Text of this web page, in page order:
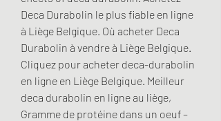
Deca Durabolin le plus fiable en ligne
à Liège Belgique. Où acheter Deca
Durabolin à vendre à Liège Belgique.
Cliquez pour acheter deca-durabolin
en ligne en Liège Belgique. Meilleur
deca durabolin en ligne au liège,
Gramme de protéine dans un oeuf –